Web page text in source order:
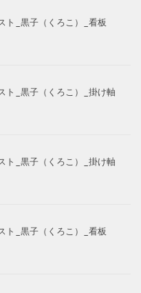
ト_黒子（くろこ）_看板
ト_黒子（くろこ）_掛け軸
ト_黒子（くろこ）_掛け軸
ト_黒子（くろこ）_看板